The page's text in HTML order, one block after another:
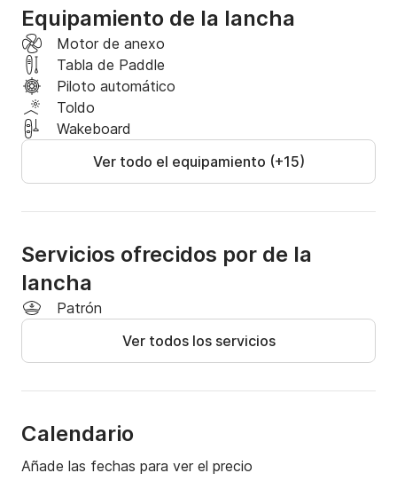
Equipamiento de la lancha
Motor de anexo
Tabla de Paddle
Piloto automático
Toldo
Wakeboard
Ver todo el equipamiento (+15)
Servicios ofrecidos por de la
lancha
Patrón
Ver todos los servicios
Calendario
Añade las fechas para ver el precio